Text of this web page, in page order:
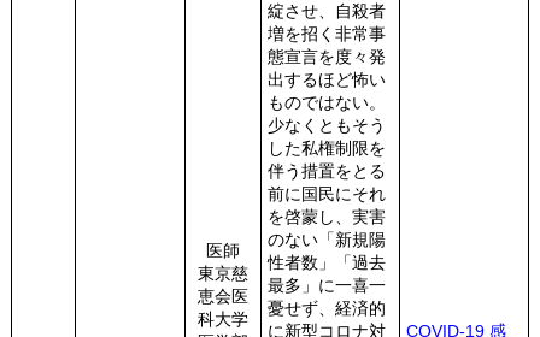
医師
東京慈
恵会医
科大学
綻させ、自殺者
増を招く非常事
態宣言を度々発
出するほど怖い
ものではない。
少なくともそう
した私権制限を
伴う措置をとる
前に国民にそれ
を啓蒙し、実害
のない「新規陽
性者数」「過去
最多」に一喜一
憂せず、経済的
に新型コロナ対
COVID-19 感